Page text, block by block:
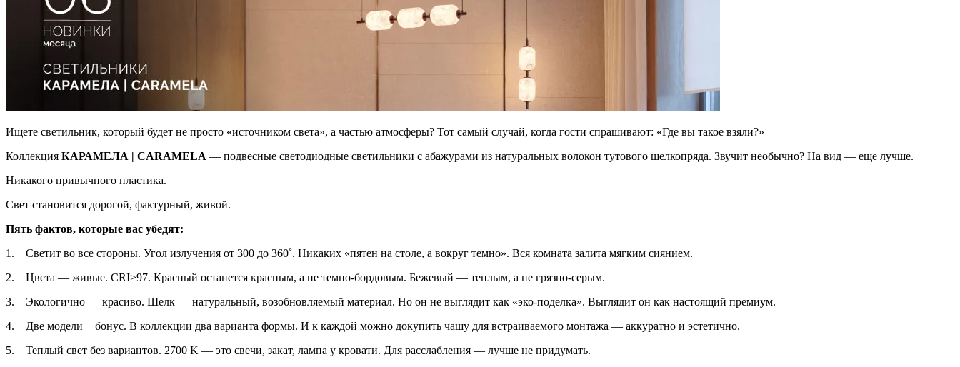
Ищете светильник, который будет не просто «источником света», а частью атмосферы? Тот самый случай, когда гости спрашивают: «Где вы такое взяли?»
Коллекция КАРАМЕЛА | CARAMELA — подвесные светодиодные светильники с абажурами из натуральных волокон тутового шелкопряда. Звучит необычно? На вид — еще лучше.
Никакого привычного пластика.
Свет становится дорогой, фактурный, живой.
Пять фактов, которые вас убедят:
1. Светит во все стороны. Угол излучения от 300 до 360˚. Никаких «пятен на столе, а вокруг темно». Вся комната залита мягким сиянием.
2. Цвета — живые. CRI>97. Красный останется красным, а не темно-бордовым. Бежевый — теплым, а не грязно-серым.
3. Экологично — красиво. Шелк — натуральный, возобновляемый материал. Но он не выглядит как «эко-поделка». Выглядит он как настоящий премиум.
4. Две модели + бонус. В коллекции два варианта формы. И к каждой можно докупить чашу для встраиваемого монтажа — аккуратно и эстетично.
5. Теплый свет без вариантов. 2700 K — это свечи, закат, лампа у кровати. Для расслабления — лучше не придумать.